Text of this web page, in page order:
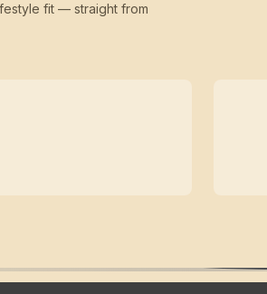
fit — straight from